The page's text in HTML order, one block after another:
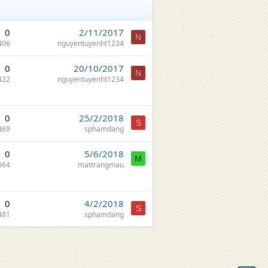
0 2/11/2017
nguyentuyenht1234
N
0 20/10/2017
nguyentuyenht1234
N
0 25/2/2018
sphamdang
S
0 5/6/2018
mattrangmau
M
0 4/2/2018
sphamdang
S